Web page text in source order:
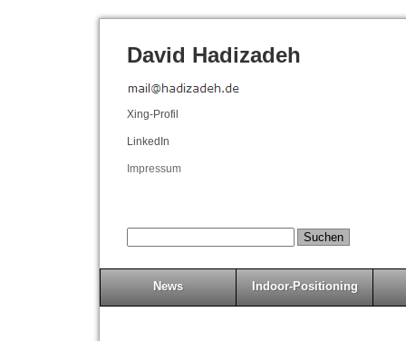
David Hadizadeh
Xing-Profil
LinkedIn
Impressum
News Indoor-Positioning